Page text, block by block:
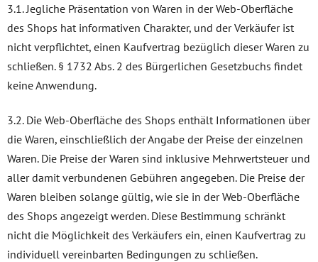
3.1. Jegliche Präsentation von Waren in der Web-Oberfläche
des Shops hat informativen Charakter, und der Verkäufer ist
nicht verpflichtet, einen Kaufvertrag bezüglich dieser Waren zu
schließen. § 1732 Abs. 2 des Bürgerlichen Gesetzbuchs findet
keine Anwendung.
3.2. Die Web-Oberfläche des Shops enthält Informationen über
die Waren, einschließlich der Angabe der Preise der einzelnen
Waren. Die Preise der Waren sind inklusive Mehrwertsteuer und
aller damit verbundenen Gebühren angegeben. Die Preise der
Waren bleiben solange gültig, wie sie in der Web-Oberfläche
des Shops angezeigt werden. Diese Bestimmung schränkt
nicht die Möglichkeit des Verkäufers ein, einen Kaufvertrag zu
individuell vereinbarten Bedingungen zu schließen.